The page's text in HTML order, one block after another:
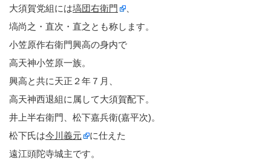
大須賀党組には塙団右衛門
塙尚之・直次・直之とも称します。
小笠原作右衛門興高の身内で
高天神小笠原一族。
興高と共に天正２年７月、
高天神西退組に属して大須賀配下。
井上半右衛門、松下嘉兵衛(嘉平次)。
松下氏は今川義元
に仕えた
遠江頭陀寺城主です。